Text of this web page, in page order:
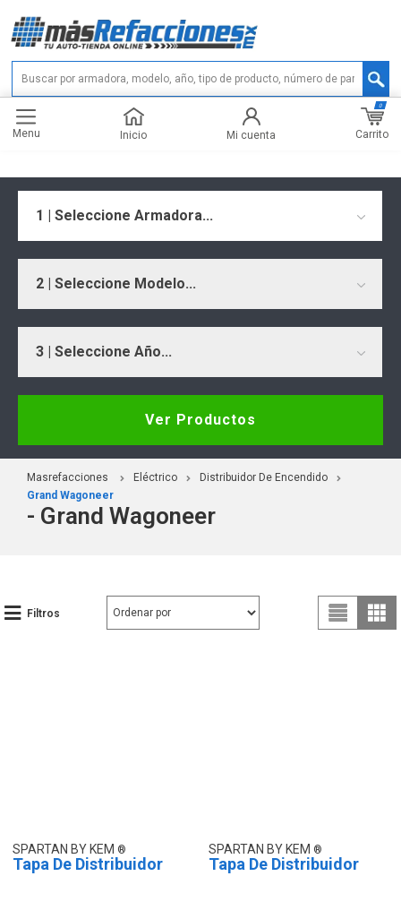
Menu Inicio Mi cuenta Carrito
0
1 | Seleccione Armadora...
2 | Seleccione Modelo...
3 | Seleccione Año...
Ver Productos
Masrefacciones Eléctrico
Distribuidor De Encendido
Grand Wagoneer
- Grand Wagoneer
Filtros
SPARTAN BY KEM
Tapa De Distribuidor
SPARTAN BY KEM
Tapa De Distribuidor